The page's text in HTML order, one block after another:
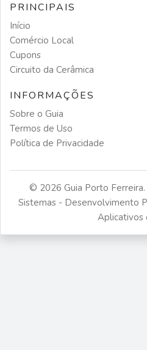
PRINCIPAIS
Início
Comércio Local
Cupons
Circuito da Cerâmica
INFORMAÇÕES
Sobre o Guia
Termos de Uso
Política de Privacidade
© 2026 Guia Porto
Sistemas - Desenvolvimento
Aplicativos